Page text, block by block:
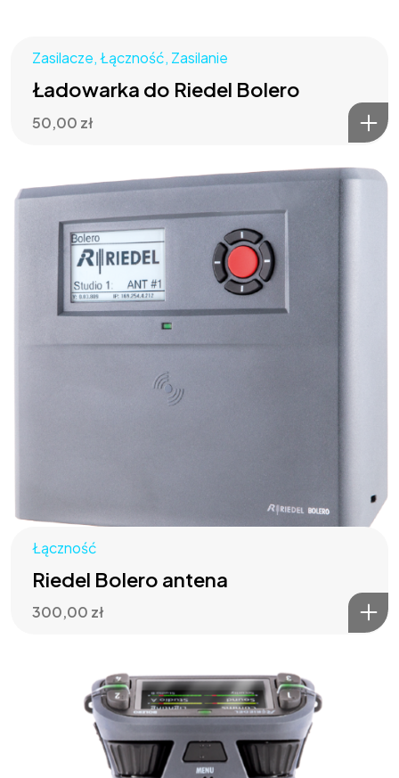
Zasilacze,Łączność, Zasilanie
Ładowarka do Riedel Bolero
50,00 zł
Łączność
Riedel Bolero antena
300,00 zł